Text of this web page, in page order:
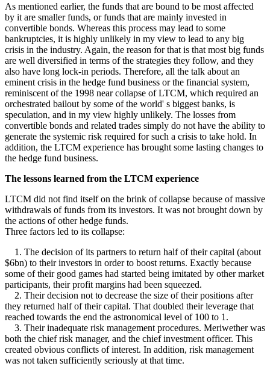
As mentioned earlier, the funds that are bound to be most affected
by it are smaller funds, or funds that are mainly invested in
convertible bonds. Whereas this process may lead to some
bankruptcies, it is highly unlikely in my view to lead to any big
crisis in the industry. Again, the reason for that is that most big funds
are well diversified in terms of the strategies they follow, and they
also have long lock-in periods. Therefore, all the talk about an
eminent crisis in the hedge fund business or the financial system,
reminiscent of the 1998 near collapse of LTCM, which required an
orchestrated bailout by some of the world' s biggest banks, is
speculation, and in my view highly unlikely. The losses from
convertible bonds and related trades simply do not have the ability to
generate the systemic risk required for such a crisis to take hold. In
addition, the LTCM experience has brought some lasting changes to
the hedge fund business.
The lessons learned from the LTCM experience
LTCM did not find itself on the brink of collapse because of massive
withdrawals of funds from its investors. It was not brought down by
the actions of other hedge funds.
Three factors led to its collapse:
1. The decision of its partners to return half of their capital (about
$6bn) to their investors in order to boost returns. Exactly because
some of their good games had started being imitated by other market
participants, their profit margins had been squeezed.
2. Their decision not to decrease the size of their positions after
they returned half of their capital. That doubled their leverage that
reached towards the end the astronomical level of 100 to 1.
3. Their inadequate risk management procedures. Meriwether was
both the chief risk manager, and the chief investment officer. This
created obvious conflicts of interest. In addition, risk management
was not taken sufficiently seriously at that time.